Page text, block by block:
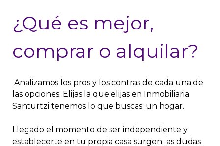
¿Qué es mejor,
comprar o alquilar?
Analizamos los pros y los contras de cada una de
las opciones. Elijas la que elijas en Inmobiliaria
Santurtzi tenemos lo que buscas: un hogar.
Llegado el momento de ser independiente y
establecerte en tu propia casa surgen las dudas